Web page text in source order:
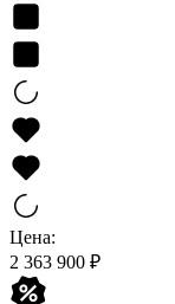
Цена:
2 363 900 ₽